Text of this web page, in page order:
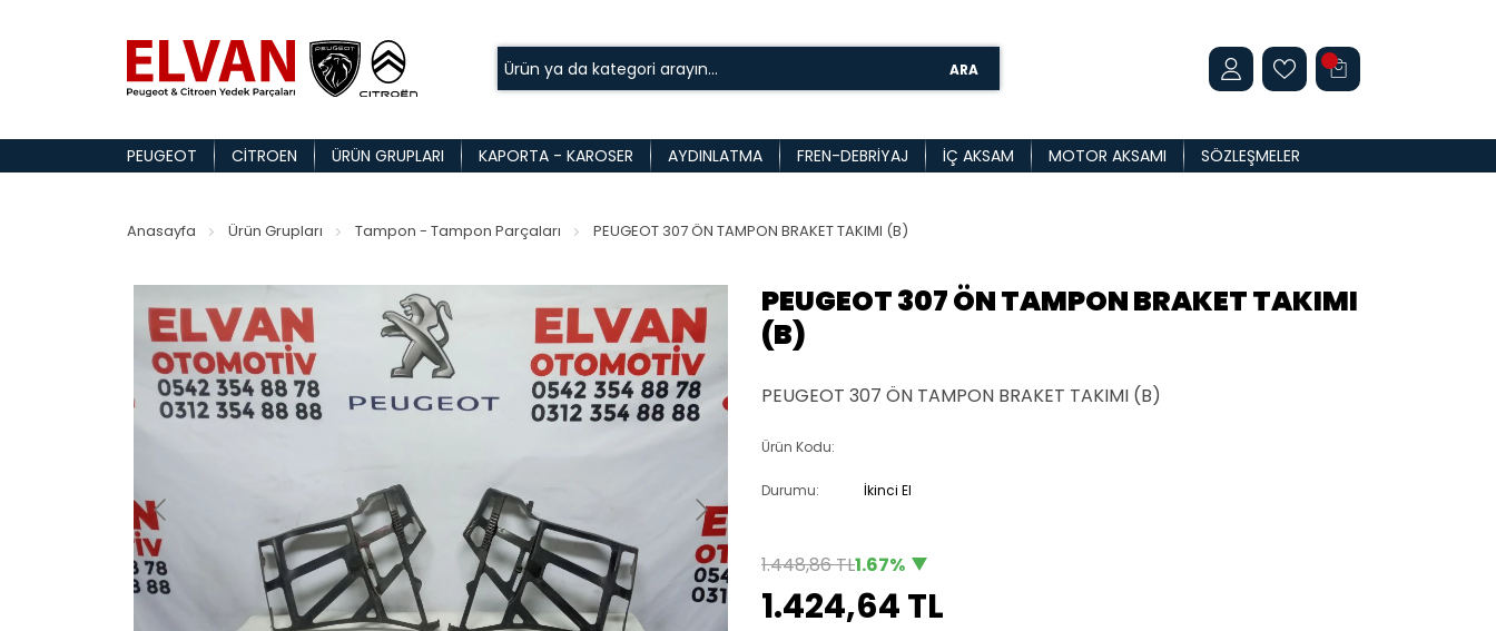
ARA
PEUGEOT CITROEN ÜRÜN GRUPLARI KAPORTA - KAROSER AYDINLATMA FREN-DEBRIYAJ İÇ AKSAM MOTOR AKSAMI SÖZLEŞMELER
Anasayfa Ürün Grupları Tampon - Tampon Parçaları PEUGEOT 307 ÖN TAMPON BRAKET TAKIMI (B)
PEUGEOT 307 ÖN TAMPON BRAKET TAKIMI
(B)
PEUGEOT 307 ÖN TAMPON BRAKET TAKIMI (B)
Ürün Kodu:
Durumu: İkinci El
1.448,86 TL1.67%
1.424,64 TL